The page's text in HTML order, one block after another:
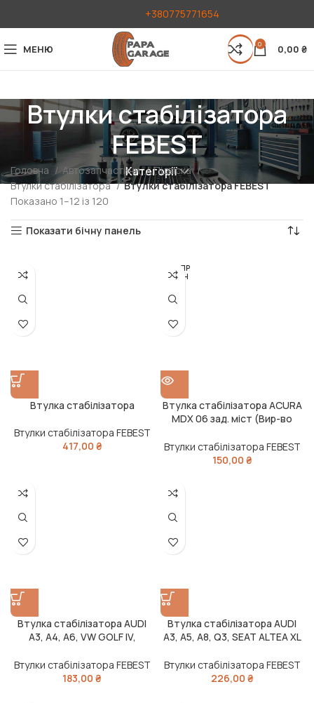
+380775771654
МЕНЮ 0 0,00 ₴
Втулки стабілізатора
FEBEST
Категорії
Головна Автозапчастини
Підвіска
Втулки стабілізатора
Втулки стабілізатора FEBEST
Показано 1–12 із 120
Показати бічну панель
Втулка стабілізатора
Втулки стабілізатора FEBEST
417,00 ₴
РОЗПР
ОДАН
Втулка стабілізатора ACURA
MDX 06 зад. міст (Вир-во
Втулки стабілізатора FEBEST
150,00 ₴
Втулка стабілізатора AUDI
A3, A4, A6, VW GOLF IV,
FEBEST)
Втулки стабілізатора FEBEST
183,00 ₴
Втулка стабілізатора AUDI
A3, A5, A8, Q3, SEAT ALTEA XL
Втулки стабілізатора FEBEST
226,00 ₴